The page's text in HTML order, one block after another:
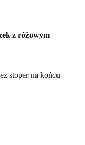
z różowym
stoper na końcu